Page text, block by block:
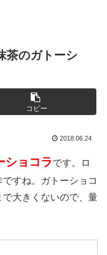
茶のガトーシ
コピー
2018.06.24
ショコラです。ロ
すね。ガトーショコ
大きくないので、量